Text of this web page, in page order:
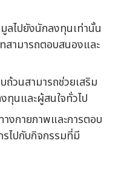
ลไปยังนักลงทุนเท่านั้น
สามารถตอบสนองและ
วนสามารถช่วยเสริม
ทุนและผู้สนใจทั่วไป
งกายภาพและการตอบ
ไปกับกิจกรรมที่มี